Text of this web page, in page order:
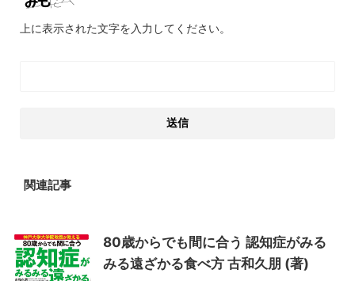
上に表示された文字を入力してください。
関連記事
80歳からでも間に合う 認知症がみる
みる遠ざかる食べ方 古和久朋 (著)